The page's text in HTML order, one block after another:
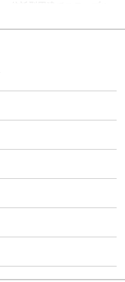
信託型円建てステーブル